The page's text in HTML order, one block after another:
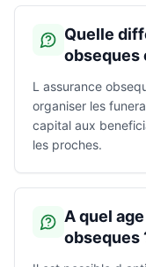
Quelle
obseques
L assurance
organiser les
capital aux
les proches.
A quel
obseques